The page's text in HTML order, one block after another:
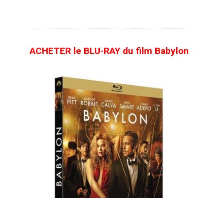
ACHETER le BLU-RAY du film Babylon